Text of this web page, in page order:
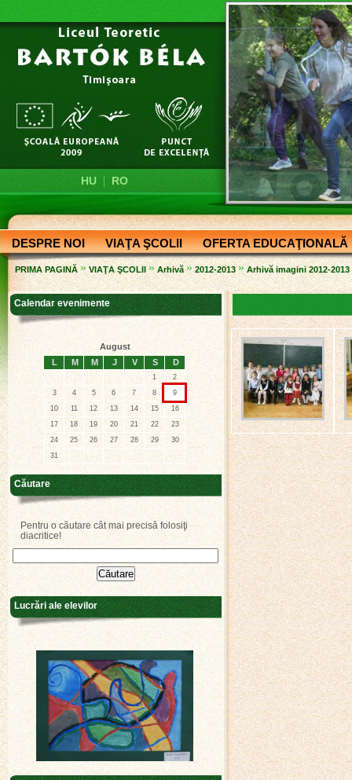
HU| RO
DESPRE NOI VIAŢA ŞCOLII OFERTA EDUCAŢIONALĂ
PRIMA PAGINĂ » VIAŢA ŞCOLII » Arhivă » 2012-2013 » Arhivă imagini 2012-2013
Calendar evenimente
August
L
M M J V S D
1
2
3
4 5 6 7 8
9
10
11 12 13 14 15
16
17
18 19 20 21 22
23
24
25 26 27 28 29
30
31
Căutare
Pentru o căutare cât mai precisă folosiţi
diacritice!
Lucrări ale elevilor